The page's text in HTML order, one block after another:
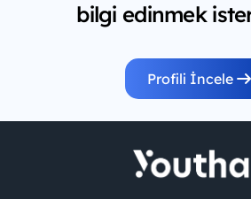
bilgi edinmek
Profili İncele